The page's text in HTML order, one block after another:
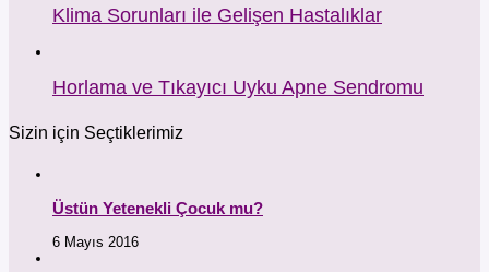
Klima Sorunları ile Gelişen Hastalıklar
Horlama ve Tıkayıcı Uyku Apne Sendromu
Sizin için Seçtiklerimiz
Üstün Yetenekli Çocuk mu?
6 Mayıs 2016